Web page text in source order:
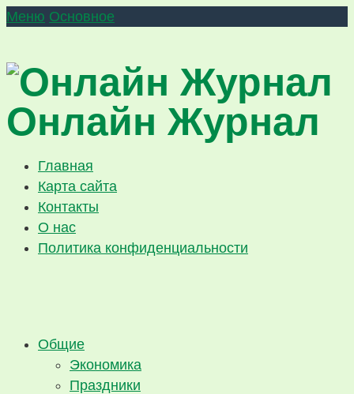
Меню Основное
Онлайн Журнал
Главная
Карта сайта
Контакты
О нас
Политика конфиденциальности
Общие
Экономика
Праздники